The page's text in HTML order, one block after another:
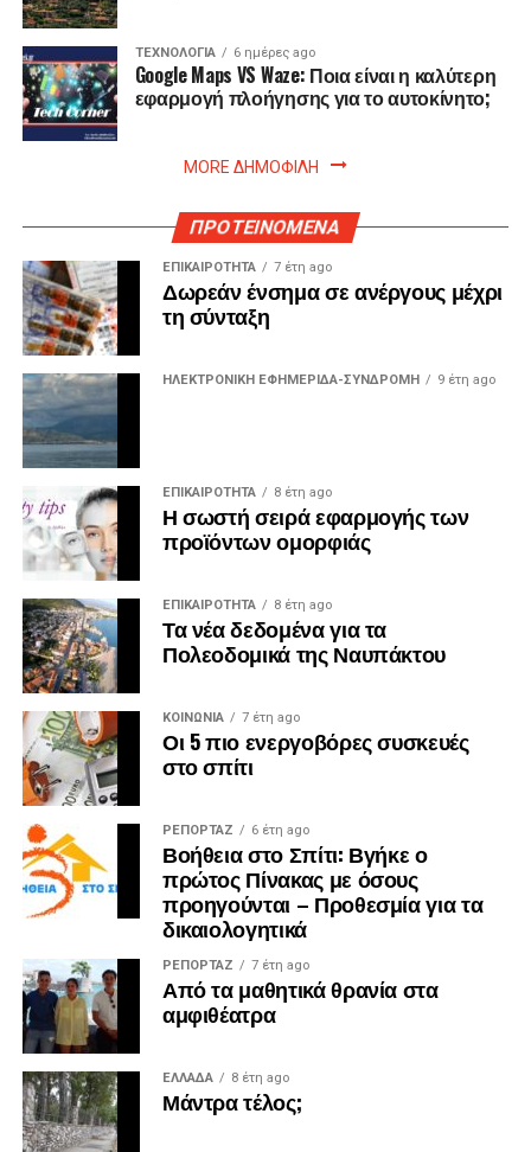
ΤΕΧΝΟΛΟΓΙΑ 6 ημέρες ago
Google Maps VS Waze: Ποια είναι η καλύτερη
εφαρμογή πλοήγησης για το αυτοκίνητο;
MORE ΔΗΜΟΦΙΛΗ
ΠΡΟΤΕΙΝΟΜΕΝΑ
ΕΠΙΚΑΙΡΟΤΗΤΑ 7 έτη ago
Δωρεάν ένσημα σε ανέργους μέχρι
τη σύνταξη
ΗΛΕΚΤΡΟΝΙΚΗ ΕΦΗΜΕΡΙΔΑ-ΣΥΝΔΡΟΜΗ 9 έτη ago
ΕΠΙΚΑΙΡΟΤΗΤΑ 8 έτη ago
Η σωστή σειρά εφαρμογής των
προϊόντων ομορφιάς
ΕΠΙΚΑΙΡΟΤΗΤΑ 8 έτη ago
Τα νέα δεδομένα για τα
Πολεοδομικά της Ναυπάκτου
ΚΟΙΝΩΝΙΑ 7 έτη ago
Οι 5 πιο ενεργοβόρες συσκευές
στο σπίτι
ΡΕΠΟΡΤΑΖ 6 έτη ago
Βοήθεια στο Σπίτι: Βγήκε ο
πρώτος Πίνακας με όσους
προηγούνται – Προθεσμία για τα
δικαιολογητικά
ΡΕΠΟΡΤΑΖ 7 έτη ago
Από τα μαθητικά θρανία στα
αμφιθέατρα
ΕΛΛΑΔΑ 8 έτη ago
Μάντρα τέλος;